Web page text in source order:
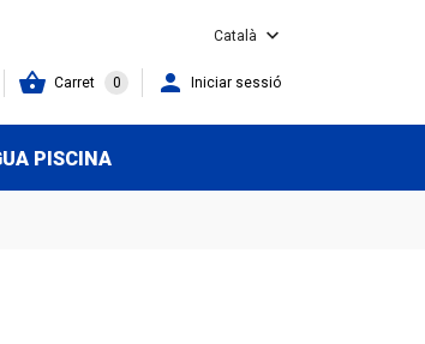
Català

 Carret 0  Iniciar sessió
PISCINA